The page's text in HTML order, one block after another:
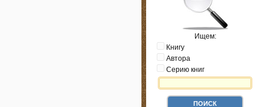
Ищем:
Книгу
Автора
Серию книг